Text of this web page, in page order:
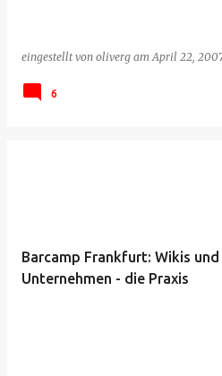
eingestellt von oliverg amApril 22,
6
Barcamp Frankfurt: Wikis
Unternehmen - die Praxis